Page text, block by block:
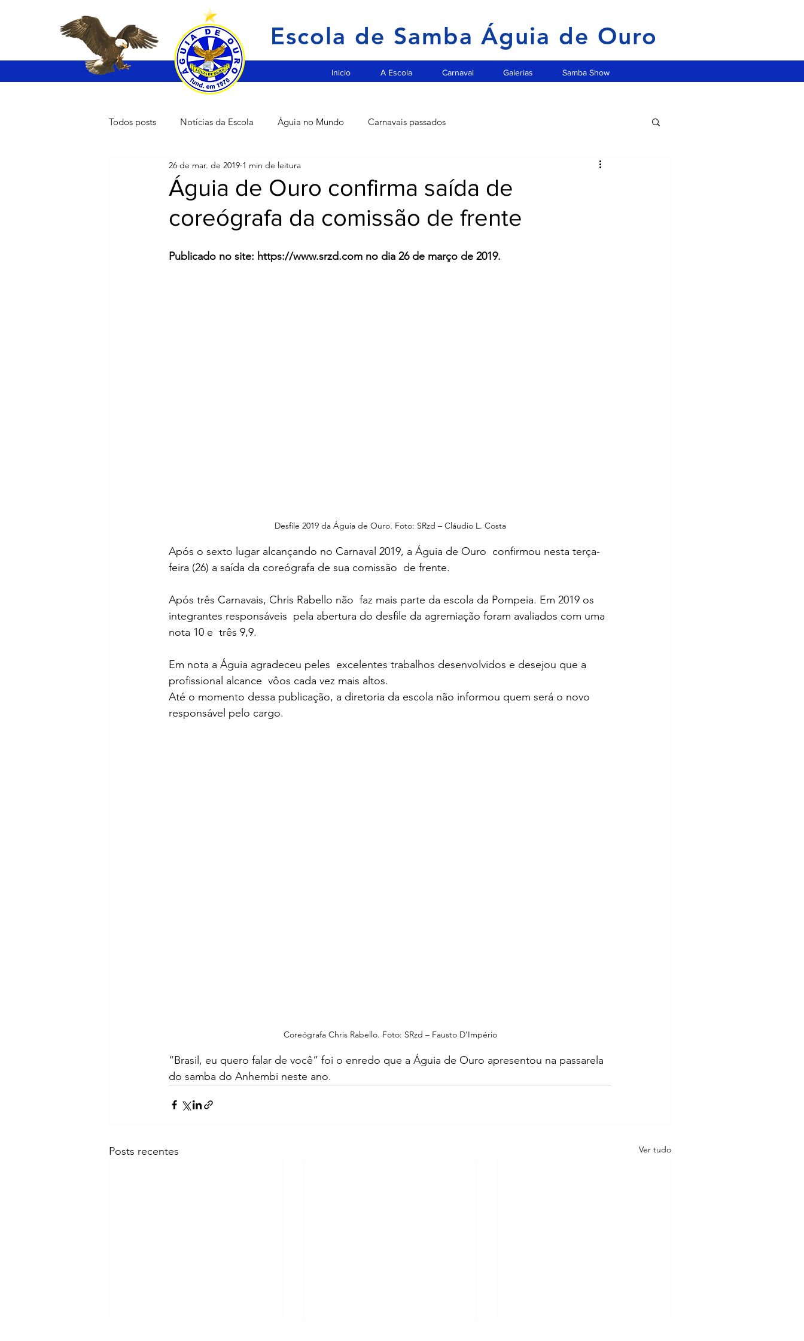
Escola de Samba Águia de Ouro
Inicio A Escola Carnaval Galerias Samba Show
Todos posts Notícias da Escola Águia no Mundo Carnavais passados
Águia de Ouro confirma saída de
coreógrafa da comissão de frente
26 de mar. de 2019 1 min de leitura
Publicado no site: https://www.srzd.com no dia 26 de março de 2019.
Desfile 2019 da Águia de Ouro. Foto: SRzd – Cláudio L. Costa
Após o sexto lugar alcançando no Carnaval 2019, a Águia de Ouro  confirmou nesta terça-
feira (26) a saída da coreógrafa de sua comissão  de frente.
Após três Carnavais, Chris Rabello não  faz mais parte da escola da Pompeia. Em 2019 os
integrantes responsáveis  pela abertura do desfile da agremiação foram avaliados com uma
nota 10 e  três 9,9.
Em nota a Águia agradeceu peles  excelentes trabalhos desenvolvidos e desejou que a
profissional alcance  vôos cada vez mais altos.
Até o momento dessa publicação, a diretoria da escola não informou quem será o novo
responsável pelo cargo.
Coreógrafa Chris Rabello. Foto: SRzd – Fausto D’Império
“Brasil, eu quero falar de você” foi o enredo que a Águia de Ouro apresentou na passarela
do samba do Anhembi neste ano.
Posts recentes Ver tudo